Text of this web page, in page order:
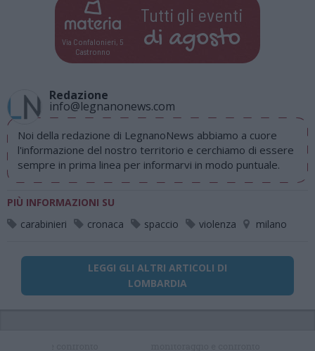
Via Confalonieri, 5
Castronno
Tutti gli eventi
di agosto
Redazione
info@legnanonews.com
Noi della redazione di LegnanoNews abbiamo a cuore
l'informazione del nostro territorio e cerchiamo di essere
sempre in prima linea per informarvi in modo puntuale.
PIÙ INFORMAZIONI SU
carabinieri
cronaca spaccio violenza milano
LEGGI GLI ALTRI ARTICOLI DI
LOMBARDIA